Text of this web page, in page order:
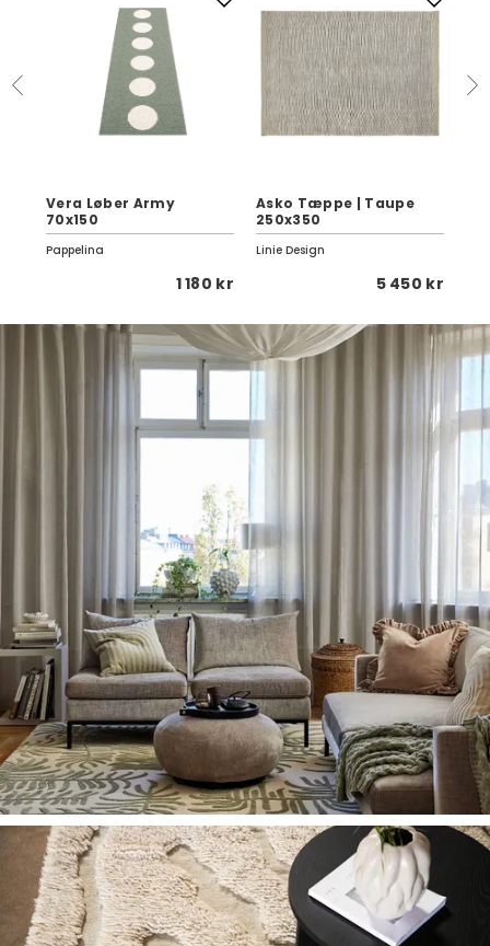
Vera Løber Army
70x150
Pappelina
1 180 kr
Asko Tæppe | Taupe
250x350
Linie Design
5 450 kr